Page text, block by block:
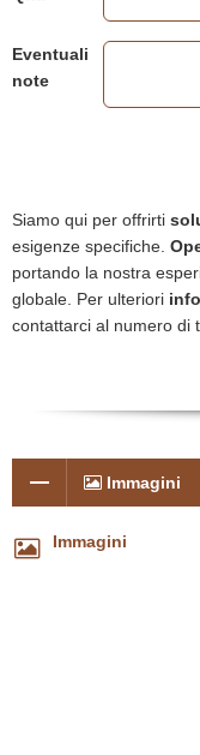
Eventuali
note
Siamo qui per offrirti
esigenze specifiche.
portando la nostra
globale. Per ulteriori
contattarci al numero di
Immagini
Immagini